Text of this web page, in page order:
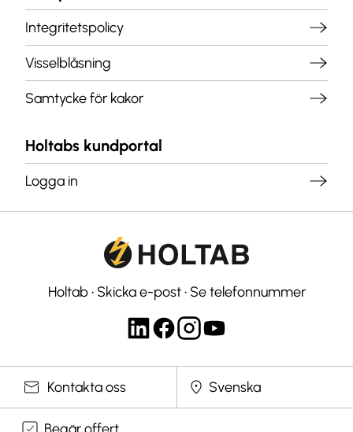
Integritetspolicy
Visselblåsning
Samtycke för kakor
Holtabs kundportal
Logga in
Holtab• Skicka e-post• Se telefonnummer
Kontakta oss
Välj språk